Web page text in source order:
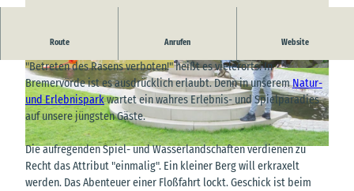
© Natur- und Erlebnispark Bremervörde GmbH, Iris Köster |CC-BY-SA
© Natur- und Erlebnispark Bremervörde GmbH,
Iris Köster |CC-BY-SA
© Natur- und Erlebnispark Bremervörde GmbH,
Iris Köster | CC-BY-SA
Route Anrufen Website
Kinder, tobt euch aus
"Betreten des Rasens verboten!" heißt es vielerorts. In
Bremervörde ist es ausdrücklich erlaubt. Denn in unseremNatur-
und Erlebnisparkwartet ein wahres Erlebnis- und Spielparadies
auf unsere jüngsten Gäste.
Die aufregenden Spiel- und Wasserlandschaften verdienen zu
Recht das Attribut "einmalig". Ein kleiner Berg will erkraxelt
werden. Das Abenteuer einer Floßfahrt lockt. Geschick ist beim